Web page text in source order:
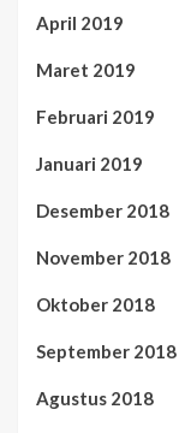
April 2019
Maret 2019
Februari 2019
Januari 2019
Desember 2018
November 2018
Oktober 2018
September 2018
Agustus 2018